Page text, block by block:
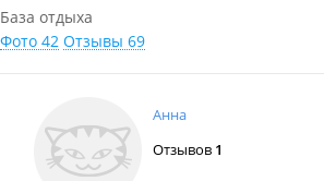
База отдыха
Фото 42 Отзывы 69
Анна
Отзывов 1